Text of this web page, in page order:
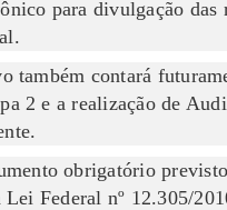
para divulgação das
também contará
2 e a realização de
obrigatório
Federal nº 12.305/